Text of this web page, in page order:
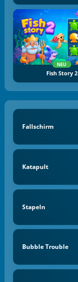
NEU
Fish Story 2
Fallschirm
Katapult
Stapeln
Bubble Trouble